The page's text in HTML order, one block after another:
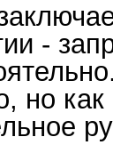
-
но